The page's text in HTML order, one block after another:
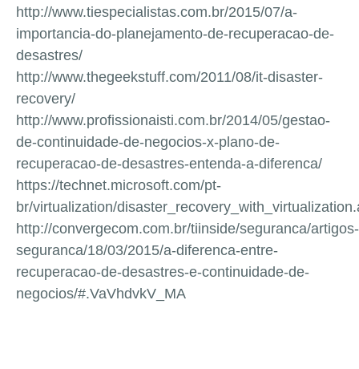
http://www.tiespecialistas.com.br/2015/07/a-
importancia-do-planejamento-de-recuperacao-de-
desastres/
http://www.thegeekstuff.com/2011/08/it-disaster-
recovery/
http://www.profissionaisti.com.br/2014/05/gestao-
de-continuidade-de-negocios-x-plano-de-
recuperacao-de-desastres-entenda-a-diferenca/
https://technet.microsoft.com/pt-
br/virtualization/
http://convergecom.com.br/tiinside/seguranca/artigos-
seguranca/18/03/2015/a-diferenca-entre-
recuperacao-de-desastres-e-continuidade-de-
negocios/#.VaVhdvkV_MA